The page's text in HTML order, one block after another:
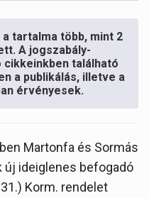
tartalma több, mint 2
A jogszabály-
található
a publikálás, illetve a
érvényesek.
Martonfa és Sormás
ideiglenes befogadó
Korm. rendelet